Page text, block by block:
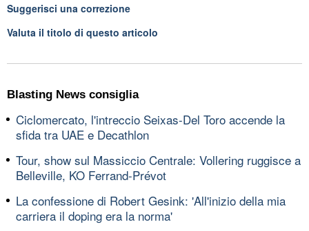
Suggerisci una correzione
Valuta il titolo di questo articolo
Blasting News consiglia
Ciclomercato, l'intreccio Seixas-Del Toro accende la
sfida tra UAE e Decathlon
Tour, show sul Massiccio Centrale: Vollering ruggisce a
Belleville, KO Ferrand-Prévot
La confessione di Robert Gesink: 'All'inizio della mia
carriera il doping era la norma'